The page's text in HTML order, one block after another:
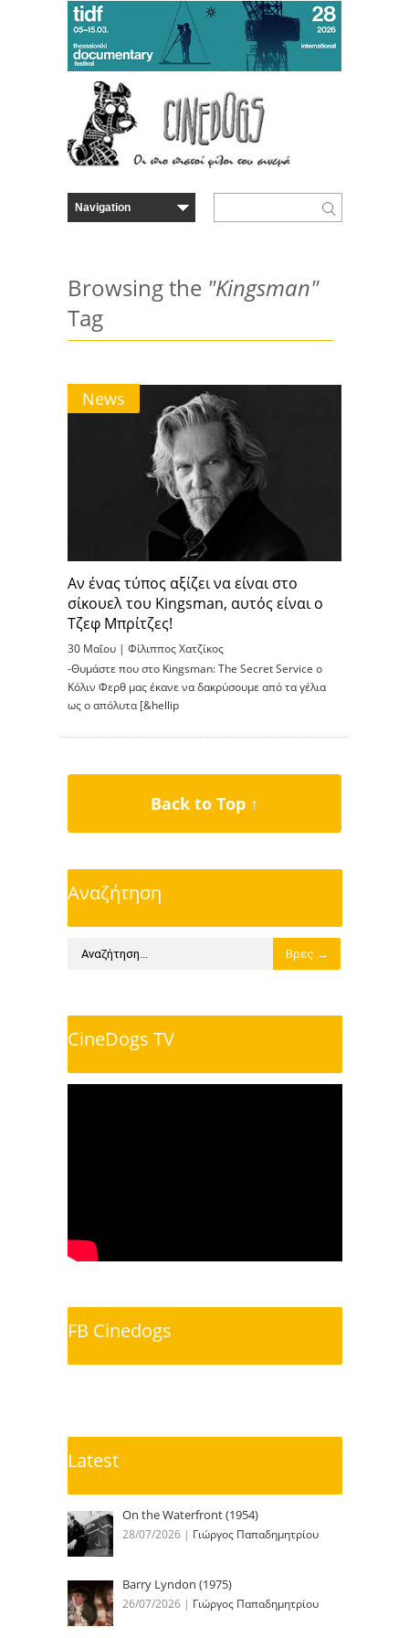
Browsing the "Kingsman"
Tag
News
Αν ένας τύπος αξίζει να είναι στο
σίκουελ του Kingsman, αυτός είναι ο
Τζεφ Μπρίτζες!
30 Μαΐου | Φίλιππος Χατζίκος
-Θυμάστε που στο Kingsman: The Secret Service ο
Κόλιν Φερθ μας έκανε να δακρύσουμε από τα γέλια
ως ο απόλυτα [&hellip
Back to Top ↑
Αναζήτηση
CineDogs TV
FB Cinedogs
Latest
On the Waterfront (1954)
28/07/2026 | Γιώργος Παπαδημητρίου
Barry Lyndon (1975)
26/07/2026 | Γιώργος Παπαδημητρίου